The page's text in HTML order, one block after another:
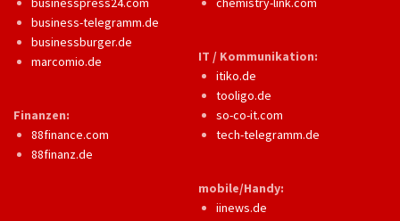
business-telegramm.de
businessburger.de
marcomio.de
Finanzen:
88finance.com
88finanz.de
IT / Kommunikation:
itiko.de
tooligo.de
so-co-it.com
tech-telegramm.de
mobile/Handy:
iinews.de